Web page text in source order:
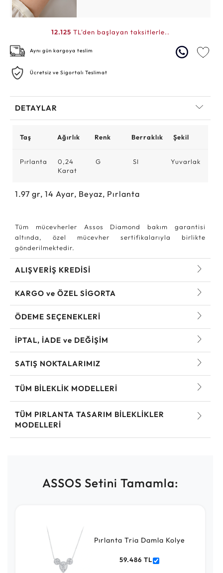
12.125 TL'den başlayan taksitlerle..
Aynı gün kargoya teslim
Ücretsiz ve Sigortalı Teslimat
DETAYLAR
Taş Ağırlık Renk Berraklık Şekil
Pırlanta
0,24
Karat
G SI Yuvarlak
1.97 gr, 14 Ayar, Beyaz, Pırlanta
Tüm mücevherler Assos Diamond bakım garantisi
altında, özel mücevher sertifikalarıyla birlikte
gönderilmektedir.
ALIŞVERİŞ KREDİSİ
KARGO ve ÖZEL SİGORTA
ÖDEME SEÇENEKLERİ
İPTAL, İADE ve DEĞİŞİM
SATIŞ NOKTALARIMIZ
TÜM BILEKLIK MODELLERI
TÜM PIRLANTA TASARIM BILEKLIKLER
MODELLERI
ASSOS Setini Tamamla:
Pırlanta Tria Damla Kolye
59.486 TL